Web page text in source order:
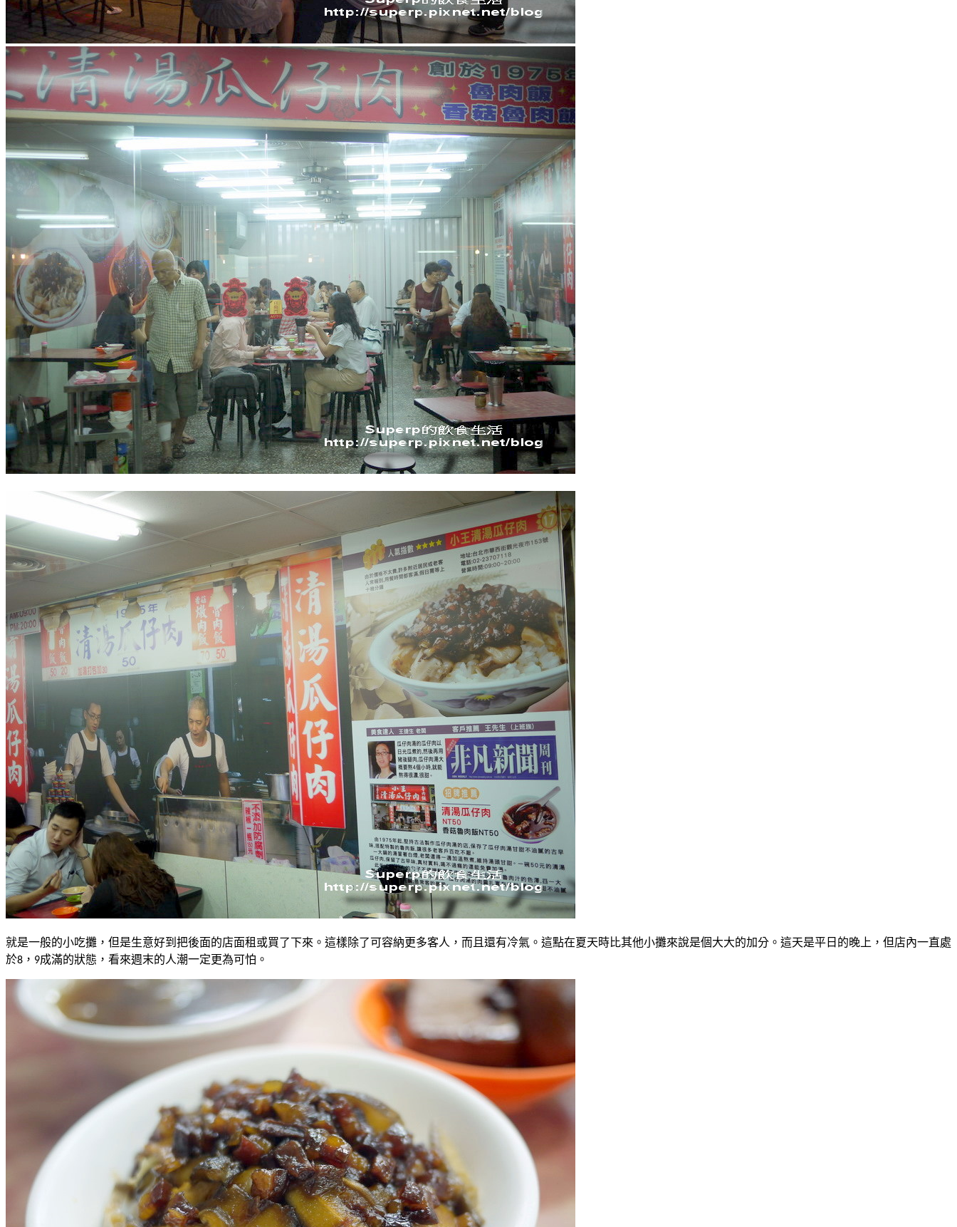
就是一般的小吃攤，但是生意好到把後面的店面租或買了下來。這樣除了可容納更多客人，而且還有冷氣。這點在夏天時比其他小攤來說是個大大的加分。這天是平日的晚上，但店內一直處
於8 ， 9成滿的狀態，看來週末的人潮一定更為可怕。